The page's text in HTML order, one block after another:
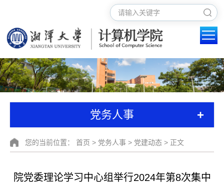
党务人事 +
您的当前位置： 首页 > 党务人事 > 党建动态 > 正文
院党委理论学习中心组举行2024年第8次集中